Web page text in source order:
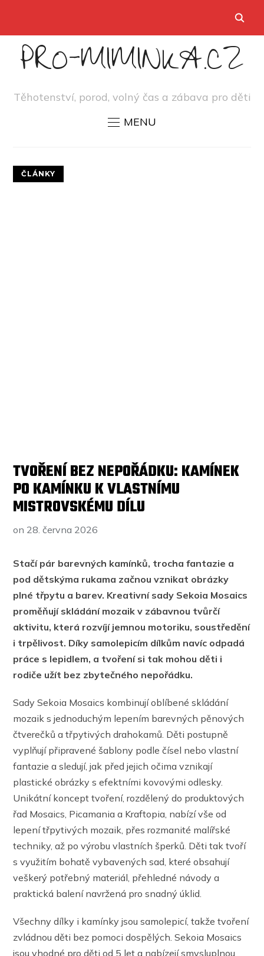
PRO-MIMINKA.CZ
Těhotenství, porod, volný čas a zábava pro děti
MENU
ČLÁNKY
TVOŘENÍ BEZ NEPOŘÁDKU: KAMÍNEK
PO KAMÍNKU K VLASTNÍMU
MISTROVSKÉMU DÍLU
on 28. června 2026
Stačí pár barevných kamínků, trocha fantazie a
pod dětskýma rukama začnou vznikat obrázky
plné třpytu a barev. Kreativní sady Sekoia Mosaics
proměňují skládání mozaik v zábavnou tvůrčí
aktivitu, která rozvíjí jemnou motoriku, soustředění
i trpělivost. Díky samolepicím dílkům navíc odpadá
práce s lepidlem, a tvoření si tak mohou děti i
rodiče užít bez zbytečného nepořádku.
Sady Sekoia Mosaics kombinují oblíbené skládání
mozaik s jednoduchým lepením barevných pěnových
čtverečků a třpytivých drahokamů. Děti postupně
vyplňují připravené šablony podle čísel nebo vlastní
fantazie a sledují, jak před jejich očima vznikají
plastické obrázky s efektními kovovými odlesky.
Unikátní koncept tvoření, rozdělený do produktových
řad Mosaics, Picamania a Kraftopia, nabízí vše od
lepení třpytivých mozaik, přes rozmanité malířské
techniky, až po výrobu vlastních šperků. Děti tak tvoří
s využitím bohatě vybavených sad, které obsahují
veškerý potřebný materiál, přehledné návody a
praktická balení navržená pro snadný úklid.
Všechny dílky i kamínky jsou samolepicí, takže tvoření
zvládnou děti bez pomoci dospělých. Sekoia Mosaics
jsou vhodné pro děti od 5 let a nabízejí smysluplnou